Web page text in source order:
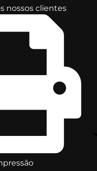
nossos clientes